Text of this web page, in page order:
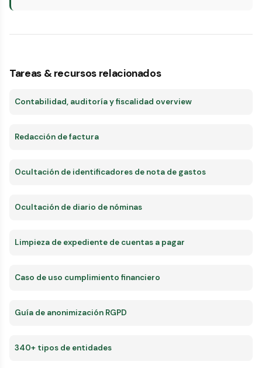
Tareas & recursos relacionados
Contabilidad, auditoría y fiscalidad overview
Redacción de factura
Ocultación de identificadores de nota de gastos
Ocultación de diario de nóminas
Limpieza de expediente de cuentas a pagar
Caso de uso cumplimiento financiero
Guía de anonimización RGPD
340+ tipos de entidades